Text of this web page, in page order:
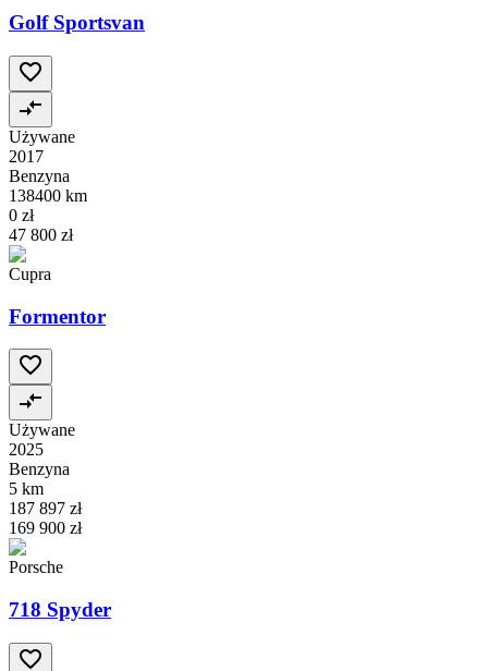
Golf Sportsvan
Używane
2017
Benzyna
138400 km
0 zł
47 800 zł
Cupra
Formentor
Używane
2025
Benzyna
5 km
187 897 zł
169 900 zł
Porsche
718 Spyder